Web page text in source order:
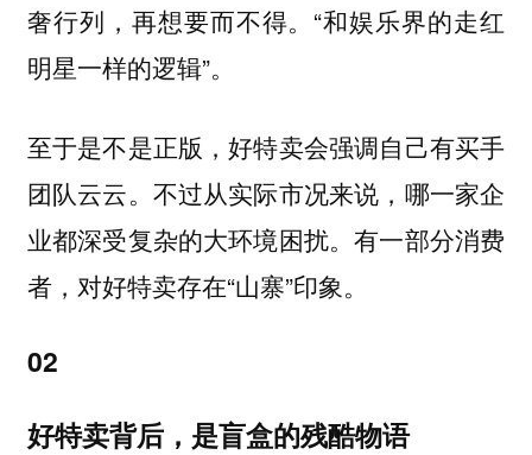
奢行列，再想要而不得。“和娱乐界的走红
明星一样的逻辑”。
至于是不是正版，好特卖会强调自己有买手
团队云云。不过从实际市况来说，哪一家企
业都深受复杂的大环境困扰。有一部分消费
者，对好特卖存在“山寨”印象。
02
好特卖背后，是盲盒的残酷物语